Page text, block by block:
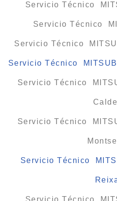
Servicio Técnico
Servicio Técnico
Servicio Técnico
Servicio Técnico
Servicio Técnico
Servicio Técnico
Servicio Técnico